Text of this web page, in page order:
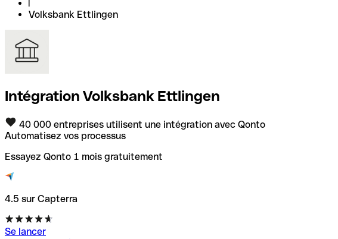
Volksbank Ettlingen
Intégration Volksbank Ettlingen
40 000 entreprises utilisent une intégration avec Qonto
Automatisez vos processus
Essayez Qonto 1 mois gratuitement
4.5 sur Capterra
Se lancer